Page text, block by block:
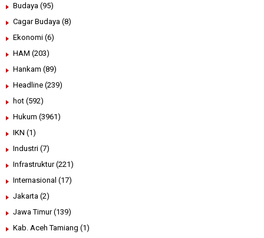
Budaya (95)
Cagar Budaya (8)
Ekonomi (6)
HAM (203)
Hankam (89)
Headline (239)
hot (592)
Hukum (3961)
IKN (1)
Industri (7)
Infrastruktur (221)
Internasional (17)
Jakarta (2)
Jawa Timur (139)
Kab. Aceh Tamiang (1)